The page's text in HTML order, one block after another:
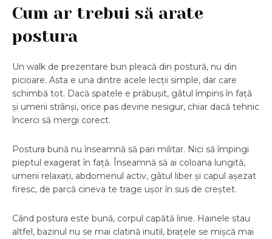
Cum ar trebui să arate
postura
Un walk de prezentare bun pleacă din postură, nu din
picioare. Asta e una dintre acele lecții simple, dar care
schimbă tot. Dacă spatele e prăbușit, gâtul împins în față
și umerii strânși, orice pas devine nesigur, chiar dacă tehnic
încerci să mergi corect.
Postura bună nu înseamnă să pari militar. Nici să împingi
pieptul exagerat în față. Înseamnă să ai coloana lungită,
umerii relaxați, abdomenul activ, gâtul liber și capul așezat
firesc, de parcă cineva te trage ușor în sus de creștet.
Când postura este bună, corpul capătă linie. Hainele stau
altfel, bazinul nu se mai clatină inutil, brațele se mișcă mai